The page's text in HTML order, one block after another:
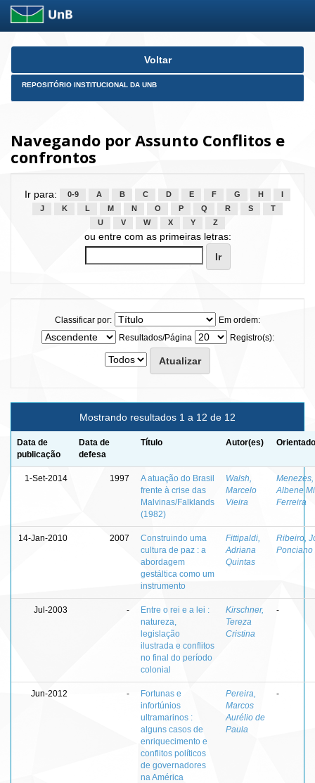
Skip
Voltar
REPOSITÓRIO INSTITUCIONAL DA UNB
Navegando por Assunto Conflitos e
confrontos
Ir para: 0-9 A B C D E F G H
J
K L M N O P Q R S
T
U
V W X Y Z
ou entre com as primeiras letras:
Classificar por:
Em ordem:
Resultados/Página
Registro(s):
Mostrando resultados 1 a 12 de 12
Data de
publicação
Data de
defesa
Título Autor(es)
1-Set-2014 1997
A atuação do Brasil
frente à crise das
Malvinas/Falklands
(1982)
Walsh,
Marcelo
Vieira
Menezes,
Albene
Ferreira
14-Jan-2010 2007
Construindo uma
cultura de paz : a
abordagem
gestáltica como um
instrumento
Fittipaldi,
Adriana
Quintas
Ribeiro,
Ponciano
Jul-2003 -
Entre o rei e a lei :
natureza,
legislação
ilustrada e conflitos
no final do período
colonial
Kirschner,
Tereza
Cristina
-
Jun-2012 -
Fortunas e
infortúnios
ultramarinos :
alguns casos de
enriquecimento e
conflitos políticos
de governadores
na América
Pereira,
Marcos
Aurélio de
Paula
-